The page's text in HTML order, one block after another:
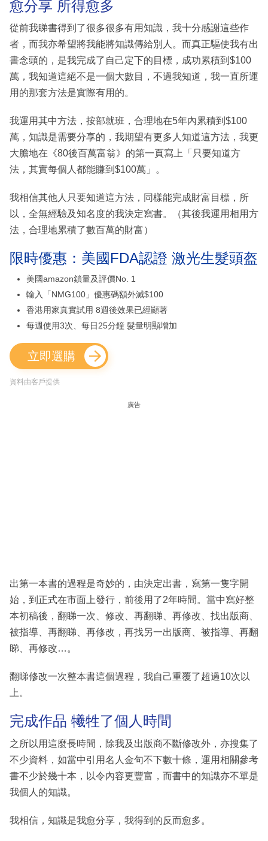
愈分享 所得愈多
從前我睇書得到了很多很多有用知識，我十分感謝這些作
者，而我亦希望將我能將知識傳給別人。而真正驅使我有出
書念頭的，是我完成了自己定下的目標，成功累積到$100
萬，我知道這絕不是一個大數目，不過我知道，我一直所運
用的那套方法是實際有用的。
我運用其中方法，按部就班，合理地在5年內累積到$100
萬，知識是需要分享的，我期望有更多人知道這方法，我更
大膽地在《80後百萬富翁》的第一頁寫上「只要知道方
法，其實每個人都能賺到$100萬」。
我相信其他人只要知道這方法，同樣能完成財富目標，所
以，全無經驗及知名度的我決定寫書。（其後我運用相用方
法，合理地累積了數百萬的財富）
限時優惠：美國FDA認證 激光生髮頭盔
美國amazon鎖量及評價No. 1
輸入「NMG100」優惠碼額外減$100
香港用家真實試用 8週後效果已經顯著
每週使用3次、每日25分鐘 髮量明顯增加
立即選購
資料由客戶提供
廣告
出第一本書的過程是奇妙的，由決定出書，寫第一隻字開
始，到正式在市面上發行，前後用了2年時間。當中寫好整
本初稿後，翻睇一次、修改、再翻睇、再修改、找出版商、
被指導、再翻睇、再修改，再找另一出版商、被指導、再翻
睇、再修改…。
翻睇修改一次整本書這個過程，我自己重覆了超過10次以
上。
完成作品 犧牲了個人時間
之所以用這麼長時間，除我及出版商不斷修改外，亦搜集了
不少資料，如當中引用名人金句不下數十條，運用相關參考
書不少於幾十本，以令內容更豐富，而書中的知識亦不單是
我個人的知識。
我相信，知識是我愈分享，我得到的反而愈多。